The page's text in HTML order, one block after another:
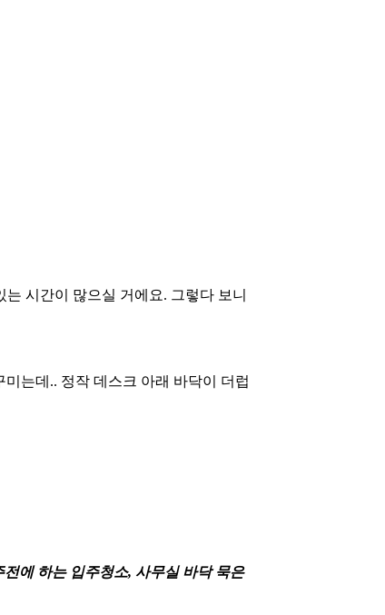
시간이 많으실 거에요. 그렇다 보니
는데.. 정작 데스크 아래 바닥이 더럽
에 하는 입주청소, 사무실 바닥 묵은